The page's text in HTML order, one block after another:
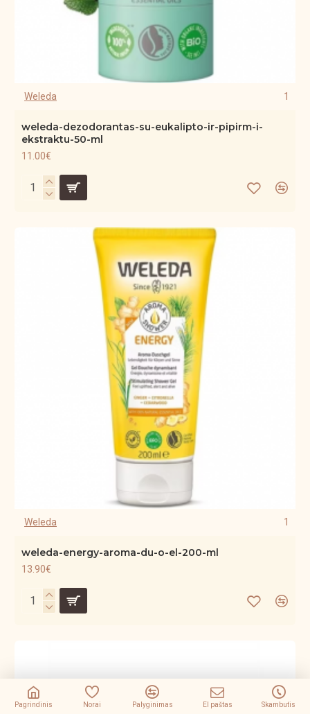
Weleda 1
weleda-dezodorantas-su-eukalipto-ir-pipirm-i-
ekstraktu-50-ml
11.00€
Weleda 1
weleda-energy-aroma-du-o-el-200-ml
13.90€
Pagrindinis Norai Palyginimas El paštas Skambutis